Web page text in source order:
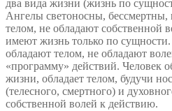
два вида жизни (жизнь по
Ангелы светоносны,
телом, не обладают собственной
имеют жизнь только по
обладают телом, не обладают
«программу» действий. Человек
жизни, обладает телом, будучи
(телесного, смертного) и
собственной волей к действию.